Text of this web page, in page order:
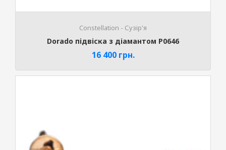
Constellation - Сузір'я
Dorado підвіска з діамантом P0646
16 400 грн.